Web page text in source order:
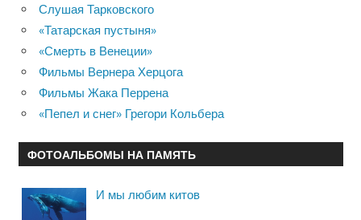
Слушая Тарковского
«Татарская пустыня»
«Смерть в Венеции»
Фильмы Вернера Херцога
Фильмы Жака Перрена
«Пепел и снег» Грегори Кольбера
ФОТОАЛЬБОМЫ НА ПАМЯТЬ
И мы любим китов